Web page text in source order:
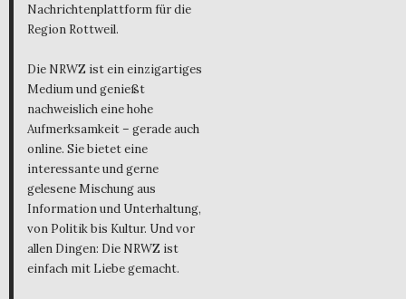
Nachrichtenplattform für die
Region Rottweil.
Die NRWZ ist ein einzigartiges
Medium und genießt
nachweislich eine hohe
Aufmerksamkeit – gerade auch
online. Sie bietet eine
interessante und gerne
gelesene Mischung aus
Information und Unterhaltung,
von Politik bis Kultur. Und vor
allen Dingen: Die NRWZ ist
einfach mit Liebe gemacht.